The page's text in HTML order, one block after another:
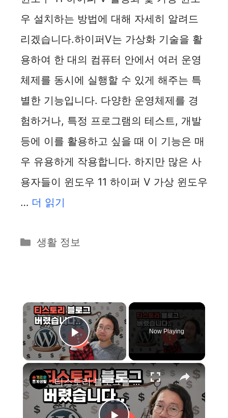
우 설치하는 방법에 대해 자세히 알려드
리겠습니다.하이퍼V는 가상화 기술을 활
용하여 한 대의 컴퓨터 안에서 여러 운영
체제를 동시에 실행할 수 있게 해주는 특
별한 기능입니다. 다양한 운영체제를 경
험하거나, 특정 프로그램의 테스트, 개발
등에 이를 활용하고 싶을 때 이 기능은 매
우 유용하게 작용합니다. 하지만 많은 사
용자들이 윈도우 11 하이퍼 V 가상 윈도우
… 더 읽기
카
생활 정보
×
Play Video
Now Playing
×
티스토리 블로그를 그만 둬야하는 이유 (Feat. 슬통 홈페이지 새로 만들었습니다.)